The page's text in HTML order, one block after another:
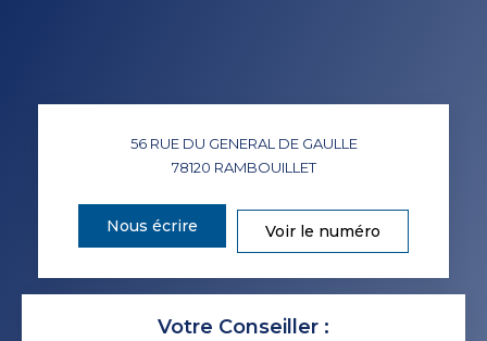
56 RUE DU GENERAL DE GAULLE
78120 RAMBOUILLET
Nous écrire Voir le numéro
Votre Conseiller :